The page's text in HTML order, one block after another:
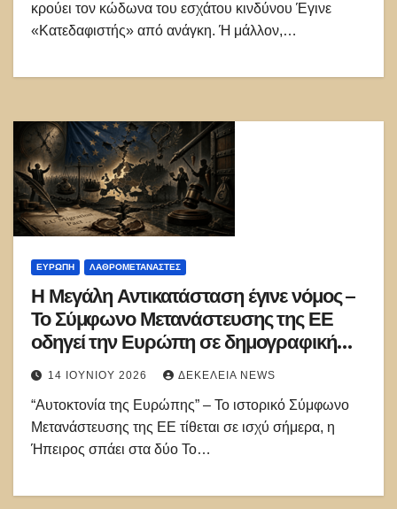
κρούει τον κώδωνα του εσχάτου κινδύνου Έγινε
«Κατεδαφιστής» από ανάγκη. Ή μάλλον,…
ΕΥΡΏΠΗ ΛΑΘΡΟΜΕΤΑΝΑΣΤΕΣ
Η Μεγάλη Αντικατάσταση έγινε νόμος –
Το Σύμφωνο Μετανάστευσης της ΕΕ
οδηγεί την Ευρώπη σε δημογραφική
αλλαγή και πολιτικό εμφύλιο
14 ΙΟΥΝΊΟΥ 2026 ΔΕΚΈΛΕΙΑ NEWS
“Αυτοκτονία της Ευρώπης” – Το ιστορικό Σύμφωνο
Μετανάστευσης της ΕΕ τίθεται σε ισχύ σήμερα, η
Ήπειρος σπάει στα δύο Το…